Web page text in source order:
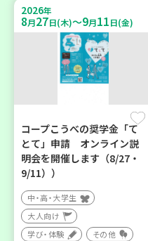
2026年
8月27日(木)～9月11日(金)
コープこうべの奨学金「て
とて」申請 オンライン説
明会を開催します（8/27・
9/11））
中・高・大学生
大人向け
学び・体験
その他